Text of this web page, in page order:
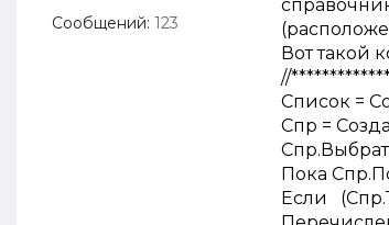
Сообщений: 123
Вот такой
//
Список =
Спр =
Пока
Если